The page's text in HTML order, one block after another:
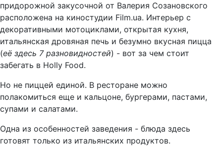
придорожной закусочной от Валерия Созановского
расположена на киностудии Film.ua. Интерьер с
декоративными мотоциклами, открытая кухня,
итальянская дровяная печь и безумно вкусная пицца
(её здесь 7 разновидностей) - вот за чем стоит
забегать в Holly Food.
Но не пиццей единой. В ресторане можно
полакомиться еще и кальцоне, бургерами, пастами,
супами и салатами.
Одна из особенностей заведения - блюда здесь
готовят только из итальянских продуктов.